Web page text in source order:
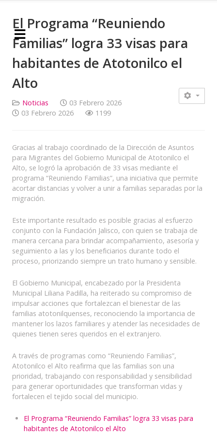
El Programa “Reuniendo
Familias” logra 33 visas para
habitantes de Atotonilco el
Alto
Noticias
03 Febrero 2026
03 Febrero 2026
1199
Gracias al trabajo coordinado de la Dirección de Asuntos
para Migrantes del Gobierno Municipal de Atotonilco el
Alto, se logró la aprobación de 33 visas mediante el
programa “Reuniendo Familias”, una iniciativa que permite
acortar distancias y volver a unir a familias separadas por la
migración.
Este importante resultado es posible gracias al esfuerzo
conjunto con la Fundación Jalisco, con quien se trabaja de
manera cercana para brindar acompañamiento, asesoría y
seguimiento a las y los beneficiarios durante todo el
proceso, priorizando siempre un trato humano y sensible.
El Gobierno Municipal, encabezado por la Presidenta
Municipal Liliana Padilla, ha reiterado su compromiso de
impulsar acciones que fortalezcan el bienestar de las
familias atotonilquenses, reconociendo la importancia de
mantener los lazos familiares y atender las necesidades de
quienes tienen seres queridos en el extranjero.
A través de programas como “Reuniendo Familias”,
Atotonilco el Alto reafirma que las familias son una
prioridad, trabajando con responsabilidad y sensibilidad
para generar oportunidades que transforman vidas y
fortalecen el tejido social del municipio.
El Programa “Reuniendo Familias” logra 33 visas para
habitantes de Atotonilco el Alto